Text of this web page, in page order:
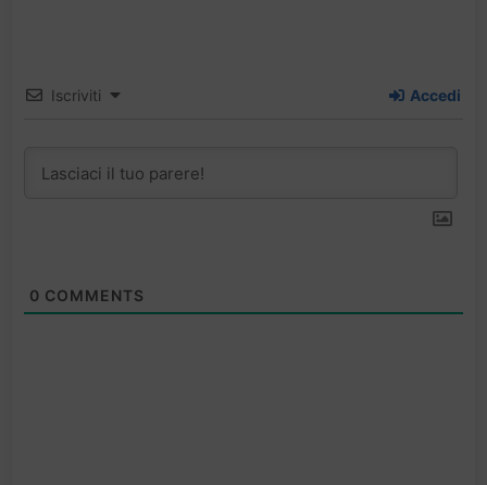
Iscriviti Accedi
0 COMMENTS